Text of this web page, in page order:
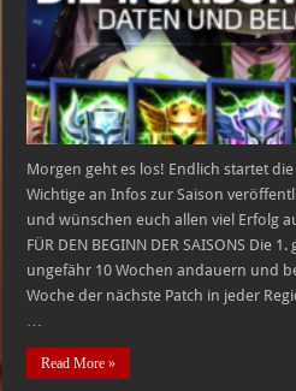
Morgen geht es los! Endlich startet
Wichtige an Infos zur Saison
und wünschen euch allen viel Erfolg
FÜR DEN BEGINN DER SAISONS Die
ungefähr 10 Wochen andauern und
Woche der nächste Patch in jeder
…
Read More »